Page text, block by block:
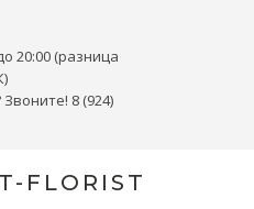
20:00 (разница
8 (924)
FLORIST